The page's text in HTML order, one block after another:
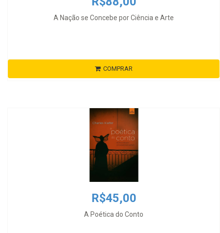
A Nação se Concebe por Ciência e Arte
COMPRAR
R$45,00
A Poética do Conto